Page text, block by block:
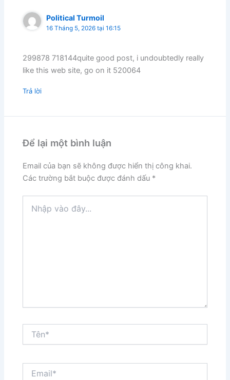
Political Turmoil
16 Tháng 5, 2026 tại 16:15
299878 718144quite good post, i undoubtedly really
like this web site, go on it 520064
Trả lời
Để lại một bình luận
Email của bạn sẽ không được hiển thị công khai.
Các trường bắt buộc được đánh dấu *
vào